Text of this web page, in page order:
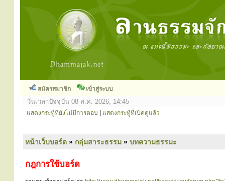
สมัครสมาชิก เข้าสู่ระบบ
วันเวลาปัจจุบัน 08 ส.ค. 2026, 14:45
แสดงกระทู้ที่ยังไม่มีการตอบ แสดงกระทู้ที่เปิดดูแล้ว
หน้าเว็บบอร์ด » กลุ่มสาระธรรม » บทความธรรมะ
กฎการใช้บอร์ด